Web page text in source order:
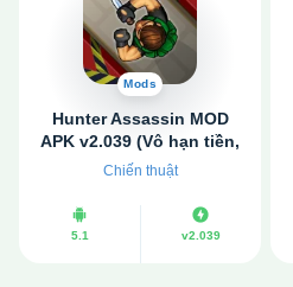
Mods
Hunter Assassin MOD
APK v2.039 (Vô hạn tiền,
kim cương)
Chiến thuật
5.1 v2.039